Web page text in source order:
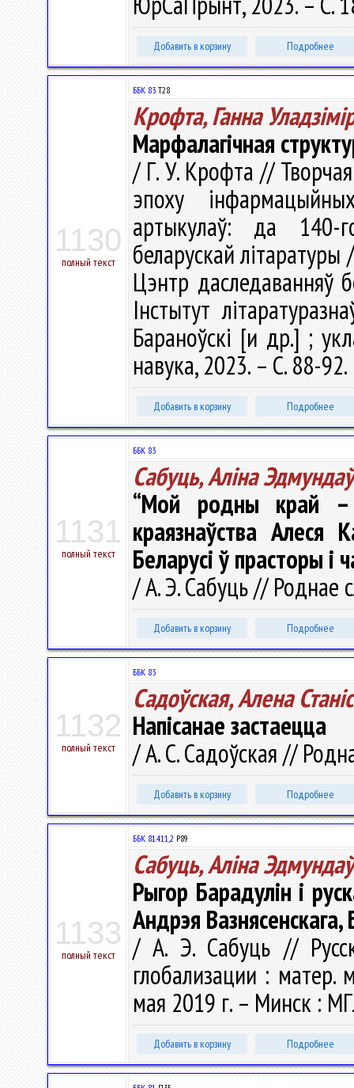
Добавить в корзину Подробнее
1130
полный текст
ББК 83.Т28
Крофта, Ганна
Марфалагічная
/ Г. У. Крофта //
эпоху
артыкулаў: да 140-
беларускай
Цэнтр даследаванняў
Інстытут
Бараноўскі [и др.] ;
навука, 2023. – С. 88-92.
Добавить в корзину Подробнее
1131
полный текст
ББК 83
Сабуць, Аліна
“Мой родны край –
краязнаўства Алеся
Беларусі ў прасторы і
/ А. Э. Сабуць // Роднае
Добавить в корзину Подробнее
1132
полный текст
ББК 83
Садоўская, Алена
Напісанае застаецца
/ А. С. Садоўская //
Добавить в корзину Подробнее
1133
полный текст
ББК 81.411,2 Р89
Сабуць, Аліна
Рыгор Барадулін і
Андрэя
/ А. Э. Сабуць //
глобализации : матер.
мая 2019 г. – Минск :
Добавить в корзину Подробнее